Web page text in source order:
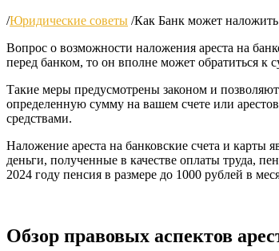
/Юридические советы /Как Банк может наложить
Вопрос о возможности наложения ареста на
перед банком, то он вполне может обратиться к
Такие меры предусмотрены законом и
определенную сумму на вашем счете или
средствами.
Наложение ареста на банковские счета и карты
деньги, полученные в качестве оплаты труда,
2024 году пенсия в размере до 1000 рублей в
Обзор правовых аспектов